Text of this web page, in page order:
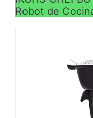
Robot de